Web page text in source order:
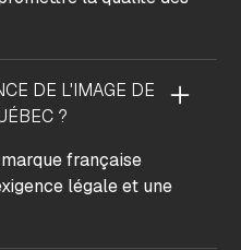
DE L'IMAGE DE
?
française
légale et une